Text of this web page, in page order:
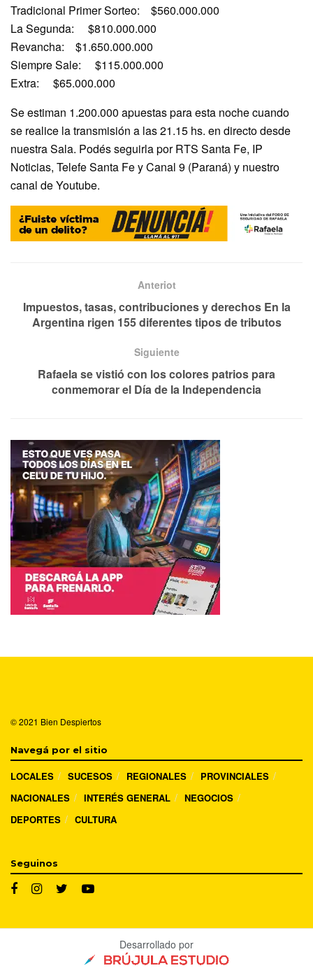
Tradicional Primer Sorteo: $560.000.000
La Segunda: $810.000.000
Revancha: $1.650.000.000
Siempre Sale: $115.000.000
Extra: $65.000.000
Se estiman 1.200.000 apuestas para esta noche cuando
se realice la transmisión a las 21.15 hs. en directo desde
nuestra Sala. Podés seguirla por RTS Santa Fe, IP
Noticias, Telefe Santa Fe y Canal 9 (Paraná) y nuestro
canal de Youtube.
Anteriot
Impuestos, tasas, contribuciones y derechos En la
Argentina rigen 155 diferentes tipos de tributos
Siguiente
Rafaela se vistió con los colores patrios para
conmemorar el Día de la Independencia
© 2021 Bien Despiertos
Navegá por el sitio
LOCALES SUCESOS REGIONALES
PROVINCIALES
NACIONALES
INTERÉS GENERAL
NEGOCIOS
DEPORTES
CULTURA
Seguinos
Desarrollado por